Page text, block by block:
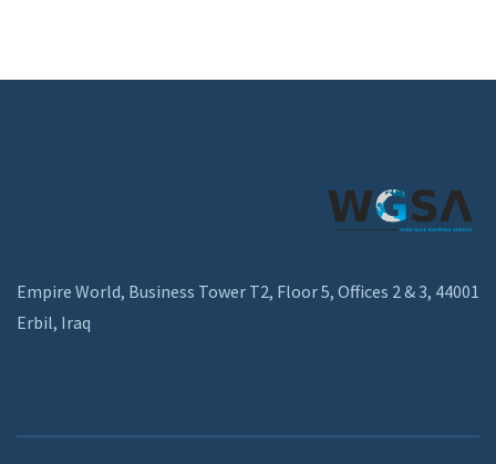
Empire World, Business Tower T2, Floor 5, Offices 2 & 3, 44001
Erbil, Iraq